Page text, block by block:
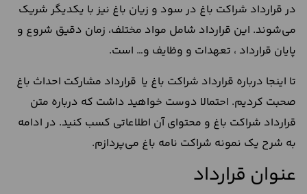
در قرارداد شراکت باغ در سود و زیان باغ نیز با یکدیگر شریک
می‌شوند. این قرارداد شامل مواد مختلف، زمان دقیق شروع و
پایان قرارداد ، تعهدات و وظایف و… است.
تا اینجا درباره قرارداد شراکت باغ یا قرارداد مشارکت احداث باغ
صحبت کردیم. احتمالا دوست خواهید داشت که درباره متن
قرارداد شراکت باغ و محتوای آن اطلاعاتی کسب کنید. در ادامه
به شرح یک نمونه شراکت نامه باغ می‌پردازم.
عنوان قرارداد